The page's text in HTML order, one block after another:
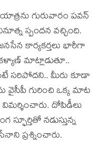
గురువారం పవన్
స్పందన వచ్చింది.
కార్యకర్తలు భారీగా
మాట్లాడుతూ..
సరిపోదని.. మీరు కూడా
వైసీపీ గురించి ఒక్క మాట
దోపిడీలు
నడుస్తున్న
ప్రశ్నించారు.